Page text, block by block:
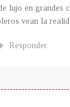
lujo en grandes
vean la
Responder